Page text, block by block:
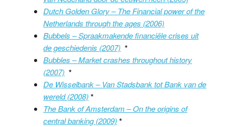
Dutch Golden Glory – The Financial power of the
Netherlands through the ages (2006)
Bubbels – Spraakmakende financiële crises uit
de geschiedenis (2007) *
Bubbles – Market crashes throughout history
(2007) *
De Wisselbank – Van Stadsbank tot Bank van de
wereld (2008) *
The Bank of Amsterdam – On the origins of
central banking (2009) *